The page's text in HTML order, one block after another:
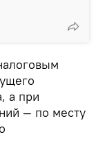
а при
— по месту